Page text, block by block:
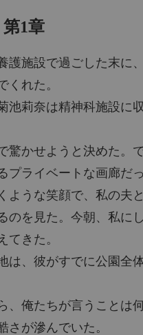
ベートな画廊だった。彼
笑顔で、私の夫と、彼ら
見た。今朝、私にしてく
彼がすでに公園全体を息
たちが言うことは何でも
滲んでいた。
金を提供していた愛情
道化師に過ぎなかった。
。彼が本当の家族の隣に
1章
施設で過ごした末に
くれた。
莉奈は精神科施設に収
かせようと決めた。
ライベートな画廊だ
うな笑顔で、私の夫
のを見た。今朝、私に
てきた。
は、彼がすでに公園
、俺たちが言うことは
が滲んでいた。